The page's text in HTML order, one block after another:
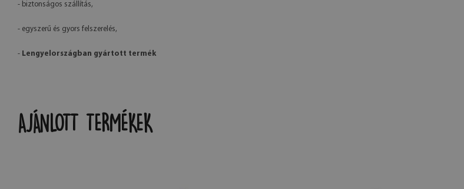
- biztonságos szállítás,
- egyszerű és gyors felszerelés,
- Lengyelországban gyártott termék
AJÁNLOTT TERMÉKEK